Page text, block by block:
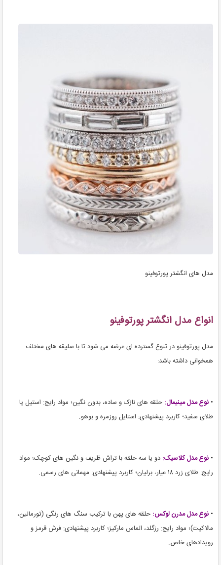
مدل های انگشتر پورتوفینو
انواع مدل انگشتر پورتوفینو
مدل پورتوفینو در تنوع گسترده ای عرضه می شود تا با سلیقه های مختلف
همخوانی داشته باشد:
• نوع مدل مینیمال: حلقه های نازک و ساده، بدون نگین؛ مواد رایج: استیل یا
طلای سفید؛ کاربرد پیشنهادی: استایل روزمره و بوهو.
• نوع مدل کلاسیک: دو یا سه حلقه با تراش ظریف و نگین های کوچک؛ مواد
رایج: طلای زرد ۱۸ عیار، برلیان؛ کاربرد پیشنهادی: مهمانی های رسمی.
• نوع مدل مدرن لوکس: حلقه های پهن با ترکیب سنگ های رنگی (تورمالین،
مالاکیت)؛ مواد رایج: رزگلد، الماس مارکیز؛ کاربرد پیشنهادی: فرش قرمز و
رویدادهای خاص.